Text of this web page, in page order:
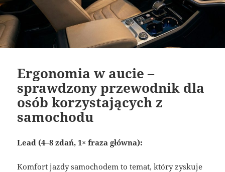
Ergonomia w aucie –
sprawdzony przewodnik dla
osób korzystających z
samochodu
Lead (4–8 zdań, 1× fraza główna):
Komfort jazdy samochodem to temat, który zyskuje